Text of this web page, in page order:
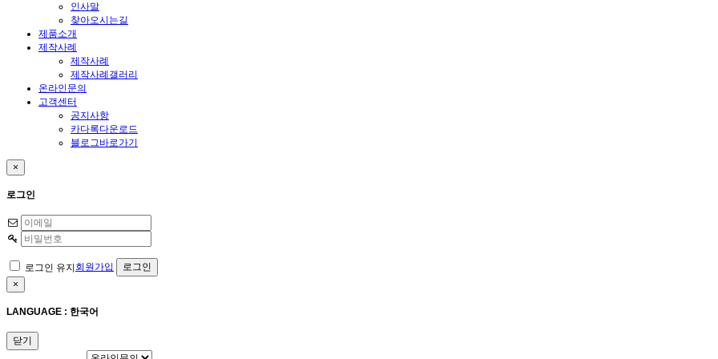
인사말
찾아오시는길
제품소개
제작사례
제작사례
제작사례갤러리
온라인문의
고객센터
공지사항
카다록다운로드
블로그바로가기
×
로그인
로그인 유지회원가입
×
LANGUAGE : 한국어
닫기